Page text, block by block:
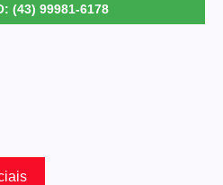
(43) 99981-6178